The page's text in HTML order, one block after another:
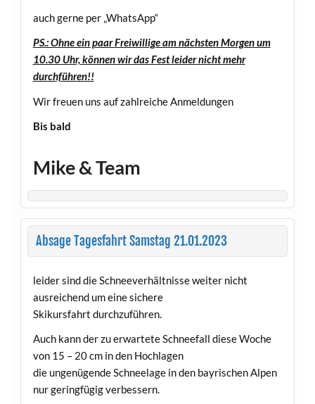
auch gerne per „WhatsApp“
PS.: Ohne ein paar Freiwillige am nächsten Morgen um
10.30 Uhr, können wir das Fest leider nicht mehr
durchführen!!
Wir freuen uns auf zahlreiche Anmeldungen
Bis bald
Mike & Team
Absage Tagesfahrt Samstag 21.01.2023
leider sind die Schneeverhältnisse weiter nicht
ausreichend um eine sichere
Skikursfahrt durchzuführen.
Auch kann der zu erwartete Schneefall diese Woche
von 15 – 20 cm in den Hochlagen
die ungenügende Schneelage in den bayrischen Alpen
nur geringfügig verbessern.